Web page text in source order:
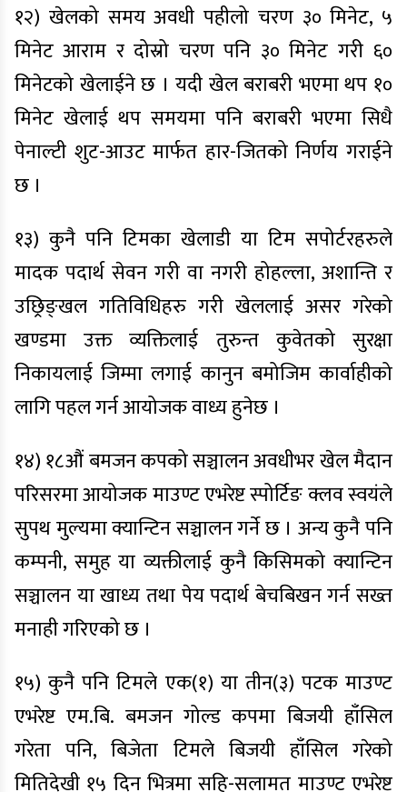
१२) खेलको समय अवधी पहीलो चरण ३० मिनेट, ५
मिनेट आराम र दोस्रो चरण पनि ३० मिनेट गरी ६०
मिनेटको खेलाईने छ । यदी खेल बराबरी भएमा थप १०
मिनेट खेलाई थप समयमा पनि बराबरी भएमा सिधै
पेनाल्टी शुट-आउट मार्फत हार-जितको निर्णय गराईने
छ ।
१३) कुनै पनि टिमका खेलाडी या टिम सपोर्टरहरुले
मादक पदार्थ सेवन गरी वा नगरी होहल्ला, अशान्ति र
उछ्रिङ्खल गतिविधिहरु गरी खेललाई असर गरेको
खण्डमा उक्त व्यक्तिलाई तुरुन्त कुवेतको सुरक्षा
निकायलाई जिम्मा लगाई कानुन बमोजिम कार्वाहीको
लागि पहल गर्न आयोजक वाध्य हुनेछ ।
१४) १८औं बमजन कपको सञ्चालन अवधीभर खेल मैदान
परिसरमा आयोजक माउण्ट एभरेष्ट स्पोर्टिङ क्लव स्वयंले
सुपथ मुल्यमा क्यान्टिन सञ्चालन गर्ने छ । अन्य कुनै पनि
कम्पनी, समुह या व्यक्तीलाई कुनै किसिमको क्यान्टिन
सञ्चालन या खाध्य तथा पेय पदार्थ बेचबिखन गर्न सख्त
मनाही गरिएको छ ।
१५) कुनै पनि टिमले एक(१) या तीन(३) पटक माउण्ट
एभरेष्ट एम.बि. बमजन गोल्ड कपमा बिजयी हाँसिल
गरेता पनि, बिजेता टिमले बिजयी हाँसिल गरेको
मितिदेखी १५ दिन भित्रमा सहि-सलामत माउण्ट एभरेष्ट